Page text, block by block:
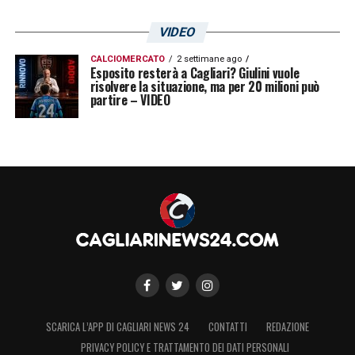
sostenibile e competitivo.
LA PLAYLIST DELLE NOSTRE TOP NEWS
VIDEO
CALCIOMERCATO 2 settimane ago
Esposito resterà a Cagliari? Giulini vuole
risolvere la situazione, ma per 20 milioni può
partire – VIDEO
SCARICA L’APP DI CAGLIARI NEWS 24 CONTATTI
REDAZIONE
PRIVACY POLICY E TRATTAMENTO DEI DATI PERSONALI